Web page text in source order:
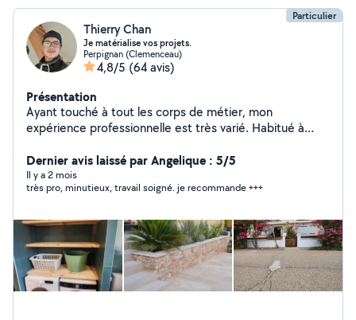
Particulier
Thierry Chan
Je matérialise vos projets.
Perpignan (Clemenceau)
4,8/5 (64 avis)
Présentation
Ayant touché à tout les corps de métier, mon
expérience professionnelle est très varié. Habitué à
délais, dans un souci esthétique de satisfaction client
Dernier avis laissé par Angelique : 5/5
Il y a 2 mois
très pro, minutieux, travail soigné. je recommande +++